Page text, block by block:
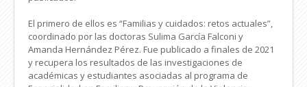
El primero de ellos es “Familias y cuidados: retos actuales”,
coordinado por las doctoras Sulima García Falconi y
Amanda Hernández Pérez. Fue publicado a finales de 2021
y recupera los resultados de las investigaciones de
académicas y estudiantes asociadas al programa de